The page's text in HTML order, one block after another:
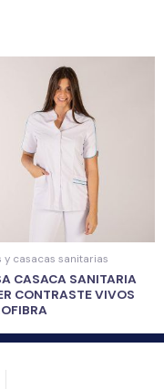
y casacas sanitarias
CASACA SANITARIA
CONTRASTE VIVOS